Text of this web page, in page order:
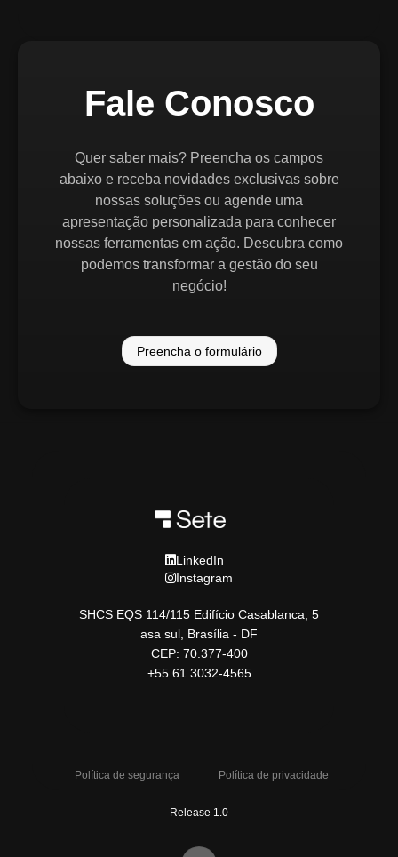
Fale Conosco
Quer saber mais? Preencha os campos
abaixo e receba novidades exclusivas sobre
nossas soluções ou agende uma
apresentação personalizada para conhecer
nossas ferramentas em ação. Descubra como
podemos transformar a gestão do seu
negócio!
Preencha o formulário
LinkedIn
Instagram
SHCS EQS 114/115 Edifício Casablanca, 5
asa sul, Brasília - DF
CEP: 70.377-400
+55 61 3032-4565
Política de segurança Política de privacidade
Release 1.0